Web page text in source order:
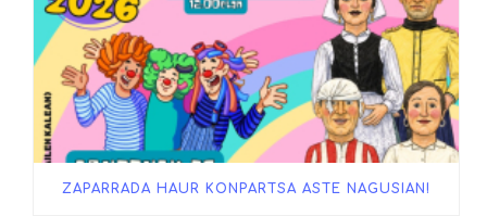
ZAPARRADA HAUR KONPARTSA ASTE NAGUSIAN!